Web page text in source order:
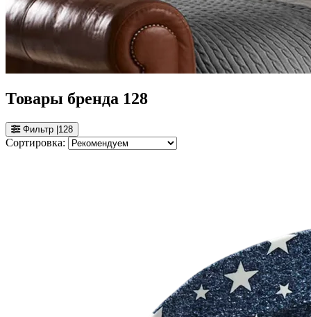
Товары бренда 128
Фильтр 128
Сортировка: